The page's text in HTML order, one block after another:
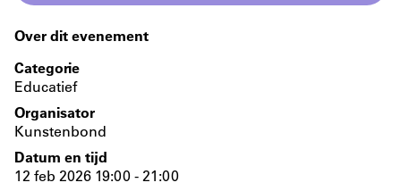
Over dit evenement
Categorie
Educatief
Organisator
Kunstenbond
Datum en tijd
12 feb 2026 19:00 - 21:00